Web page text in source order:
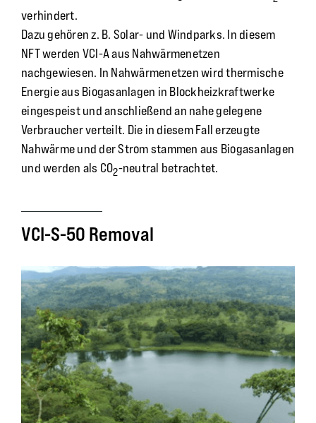
verhindert.
Dazu gehören z. B. Solar- und Windparks. In diesem
NFT werden VCI-A aus Nahwärmenetzen
nachgewiesen. In Nahwärmenetzen wird thermische
Energie aus Biogasanlagen in Blockheizkraftwerke
eingespeist und anschließend an nahe gelegene
Verbraucher verteilt. Die in diesem Fall erzeugte
Nahwärme und der Strom stammen aus Biogasanlagen
und werden als CO2-neutral betrachtet.
VCI-S-50 Removal